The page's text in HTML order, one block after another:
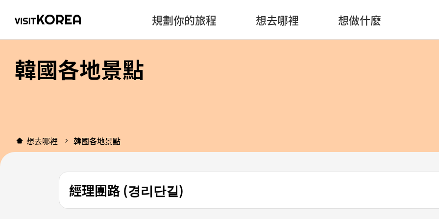
規劃你的旅程 想去哪裡 想做什麼
韓國各地景點
想去哪裡 韓國各地景點
經理團路 (경리단길)